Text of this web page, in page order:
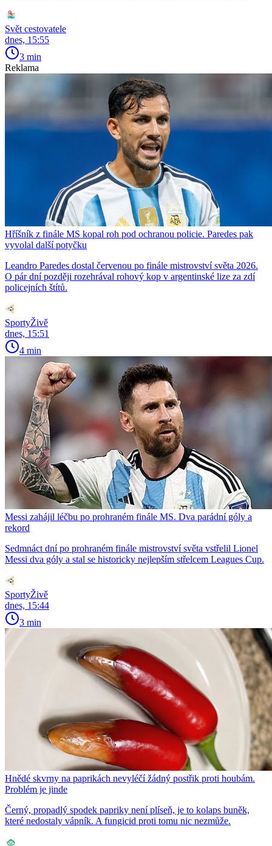
Svět cestovatele
dnes, 15:55
3 min
Reklama
Hříšník z finále MS kopal roh pod ochranou policie. Paredes pak
vyvolal další potyčku
Leandro Paredes dostal červenou po finále mistrovství světa 2026.
O pár dní později rozehrával rohový kop v argentinské lize za zdí
policejních štítů.
SportyŽivě
dnes, 15:51
4 min
Messi zahájil léčbu po prohraném finále MS. Dva parádní góly a
rekord
Sedmnáct dní po prohraném finále mistrovství světa vstřelil Lionel
Messi dva góly a stal se historicky nejlepším střelcem Leagues Cup.
SportyŽivě
dnes, 15:44
3 min
Hnědé skvrny na paprikách nevyléčí žádný postřik proti houbám.
Problém je jinde
Černý, propadlý spodek papriky není plíseň, je to kolaps buněk,
které nedostaly vápník. A fungicid proti tomu nic nezmůže.